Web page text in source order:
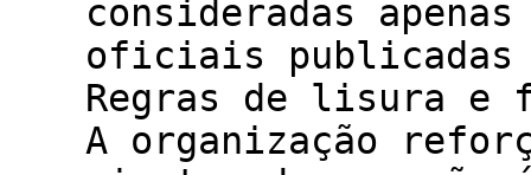
consideradas
oficiais publicadas
Regras de lisura e
A organização